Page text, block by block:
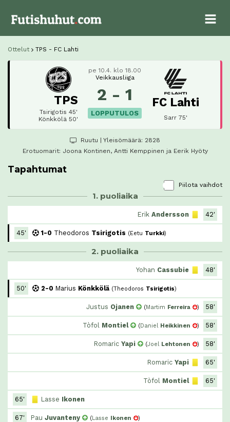
Ottelut TPS - FC Lahti
TPS
Tsirigotis 45'
Könkkölä 50'
pe 10.4. klo 18.00
Veikkausliiga
2 - 1
LOPPUTULOS
FC Lahti
Sarr 75'
Ruutu | Yleisömäärä: 2828
Erotuomarit: Joona Kontinen, Antti Kemppinen ja Eerik Hyöty
Tapahtumat
Piilota vaihdot
1. puoliaika
Erik Andersson 42'
45' 1-0 Theodoros Tsirigotis (Eetu Turkki)
2. puoliaika
Yohan Cassubie 48'
50' 2-0 Marius Könkkölä (Theodoros Tsirigotis)
Justus Ojanen (Martim Ferreira ) 58'
Tòfol Montiel (Daniel Heikkinen ) 58'
Romaric Yapi (Joel Lehtonen ) 58'
Romaric Yapi 65'
Tòfol Montiel 65'
65' Lasse Ikonen
67' Pau Juvanteny (Lasse Ikonen )